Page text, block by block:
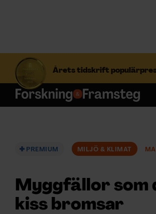
Årets tidskrift
S
f
t
Prenumerera
ÄMNEN
PREMIUM MILJÖ & KLIMAT
Myggfällor
kiss bromsar